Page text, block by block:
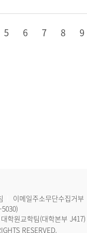
5 6 7 8 9
이메일주소무단수집거부
)
학원교학팀(대학본부 J417)
RESERVED.